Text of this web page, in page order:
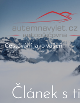
Cestování jako vášeň
Článek s